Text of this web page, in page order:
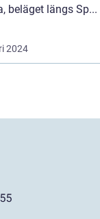
beläget längs Sp...
2024